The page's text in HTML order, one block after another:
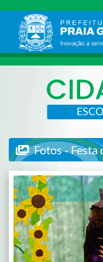
Fotos - Festa